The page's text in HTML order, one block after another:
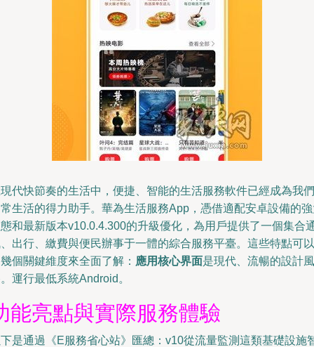
代快節奏的生活中，便捷、智能的生活服務軟件已經成為我們
生活的得力助手。華為生活服務App，憑借適配安卓設備的
和最新版本v10.0.4.300的升級優化，為用戶提供了一個集合
出行、繳費與便民辦事于一體的綜合服務平臺。這些特點可以
個關鍵維度來全面了解： 應用核心界面是現代、流暢的設計風
運行最低系統Android。
能亮點與實際服務體驗
是通過《E服務省心站》匯總：v10從流量監測這類基礎設施